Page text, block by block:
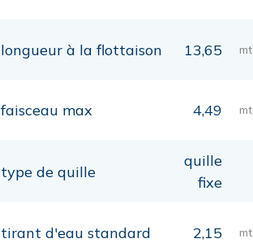
longueur à la flottaison 13,65 mt
faisceau max 4,49 mt
type de quille
quille
fixe
tirant d'eau standard 2,15 mt